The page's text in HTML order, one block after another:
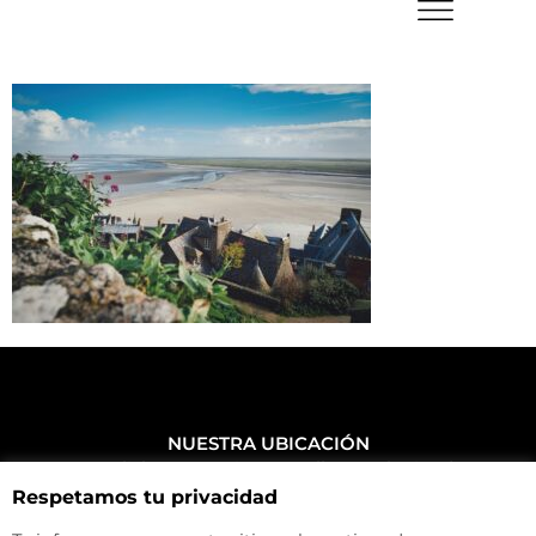
NUESTRA UBICACIÓN
Haz click aquí y mira como llegar a la tienda
CONTACTA CON NOSOTROS
+34 972 500 449
Respetamos tu privacidad